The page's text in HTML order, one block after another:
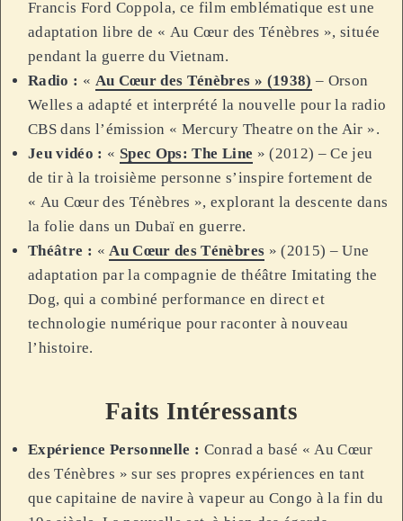
Francis Ford Coppola, ce film emblématique est une
adaptation libre de « Au Cœur des Ténèbres », située
pendant la guerre du Vietnam.
Radio : « Au Cœur des Ténèbres » (1938) – Orson
Welles a adapté et interprété la nouvelle pour la radio
CBS dans l’émission « Mercury Theatre on the Air ».
Jeu vidéo : « Spec Ops: The Line » (2012) – Ce jeu
de tir à la troisième personne s’inspire fortement de
« Au Cœur des Ténèbres », explorant la descente dans
la folie dans un Dubaï en guerre.
Théâtre : «Au Cœur des Ténèbres » (2015) – Une
adaptation par la compagnie de théâtre Imitating the
Dog, qui a combiné performance en direct et
technologie numérique pour raconter à nouveau
l’histoire.
Faits Intéressants
Expérience Personnelle : Conrad a basé « Au Cœur
des Ténèbres » sur ses propres expériences en tant
que capitaine de navire à vapeur au Congo à la fin du